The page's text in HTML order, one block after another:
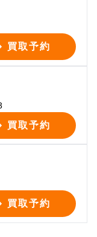
買取予約
買取予約
買取予約